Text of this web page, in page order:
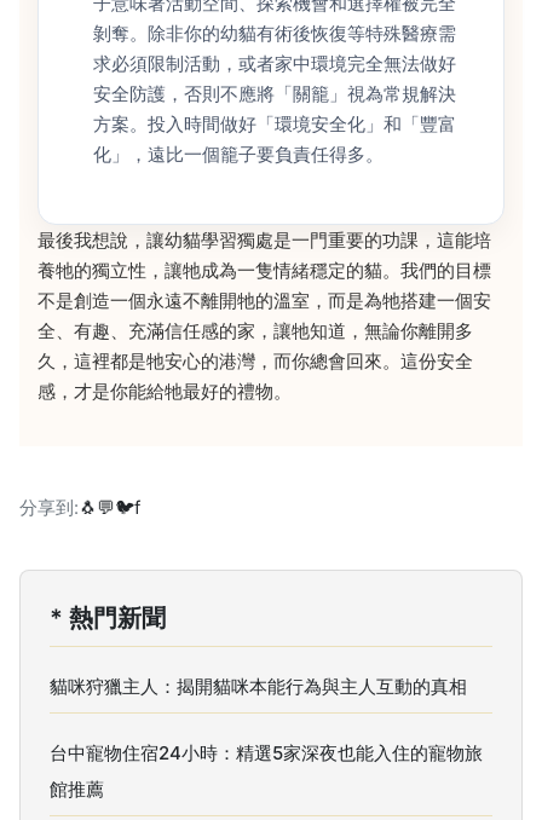
剝奪。除非你的幼貓有術後恢復等特殊醫療需
求必須限制活動，或者家中環境完全無法做好
安全防護，否則不應將「關籠」視為常規解決
方案。投入時間做好「環境安全化」和「豐富
化」，遠比一個籠子要負責任得多。
最後我想說，讓幼貓學習獨處是一門重要的功課，這能培
養牠的獨立性，讓牠成為一隻情緒穩定的貓。我們的目標
不是創造一個永遠不離開牠的溫室，而是為牠搭建一個安
全、有趣、充滿信任感的家，讓牠知道，無論你離開多
久，這裡都是牠安心的港灣，而你總會回來。這份安全
感，才是你能給牠最好的禮物。
分享到:🐧💬🐦f
* 熱門新聞
貓咪狩獵主人：揭開貓咪本能行為與主人互動的真相
台中寵物住宿24小時：精選5家深夜也能入住的寵物旅
館推薦